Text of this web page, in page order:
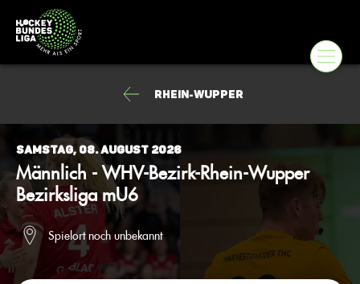
Rhein-Wupper
Samstag, 08. August 2026
Männlich - WHV-Bezirk-Rhein-Wupper
Bezirksliga mU6
Spielort noch unbekannt